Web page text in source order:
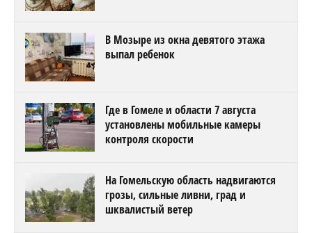
В Мозыре из окна девятого этажа
выпал ребенок
Где в Гомеле и области 7 августа
установлены мобильные камеры
контроля скорости
На Гомельскую область надвигаются
грозы, сильные ливни, град и
шквалистый ветер